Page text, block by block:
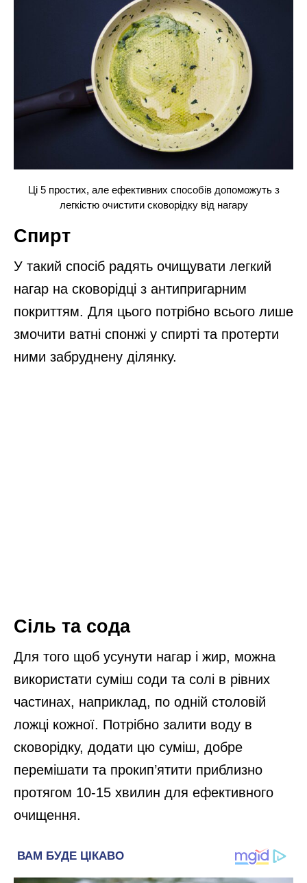
Ці 5 простих, але ефективних способів допоможуть з
легкістю очистити сковорідку від нагару
Спирт
У такий спосіб радять очищувати легкий
нагар на сковорідці з антипригарним
покриттям. Для цього потрібно всього лише
змочити ватні спонжі у спирті та протерти
ними забруднену ділянку.
Сіль та сода
Для того щоб усунути нагар і жир, можна
використати суміш соди та солі в рівних
частинах, наприклад, по одній столовій
ложці кожної. Потрібно залити воду в
сковорідку, додати цю суміш, добре
перемішати та прокип’ятити приблизно
протягом 10-15 хвилин для ефективного
очищення.